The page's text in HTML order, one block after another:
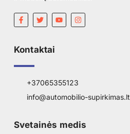
Kontaktai
+37065355123
info@automobilio-supirkimas.lt
Svetainės medis